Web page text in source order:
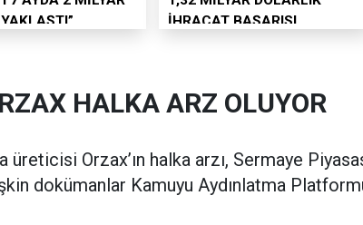
İHRACAT BAŞARISI
HALKA ARZ OLUYOR
Orzax’ın halka arzı, Sermaye
dokümanlar Kamuyu Aydınlatma